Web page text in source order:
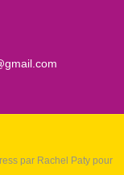
par Rachel Paty pour